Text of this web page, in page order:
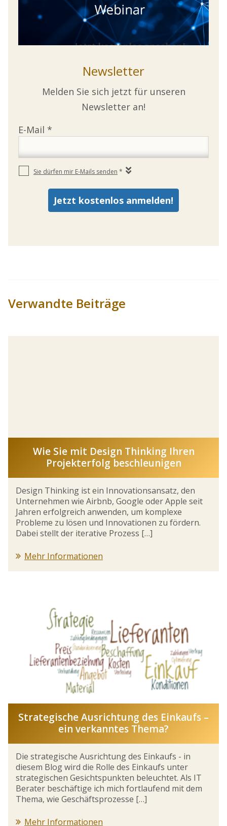
Newsletter
Melden Sie sich jetzt für unseren
Newsletter an!
Verwandte Beiträge
Wie Sie mit Design Thinking Ihren
Projekterfolg beschleunigen
Design Thinking ist ein Innovationsansatz, den
Unternehmen wie Airbnb, Google oder Apple seit
Jahren erfolgreich anwenden, um komplexe
Probleme zu lösen und Innovationen zu fördern.
Dabei stellt der iterative Prozess […]
Mehr Informationen
Strategische Ausrichtung des Einkaufs –
ein verkanntes Thema?
Die strategische Ausrichtung des Einkaufs - in
diesem Blog wird die Rolle des Einkaufs unter
strategischen Gesichtspunkten beleuchtet. Als IT
Berater beschäftige ich mich fortlaufend mit dem
Thema, wie Geschäftsprozesse […]
Mehr Informationen